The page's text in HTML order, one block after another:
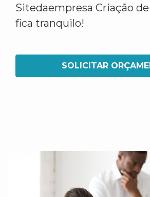
Sitedaempresa Criação
fica tranquilo!
SOLICITAR